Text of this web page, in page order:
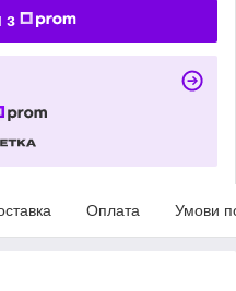
з
Оплата Умови